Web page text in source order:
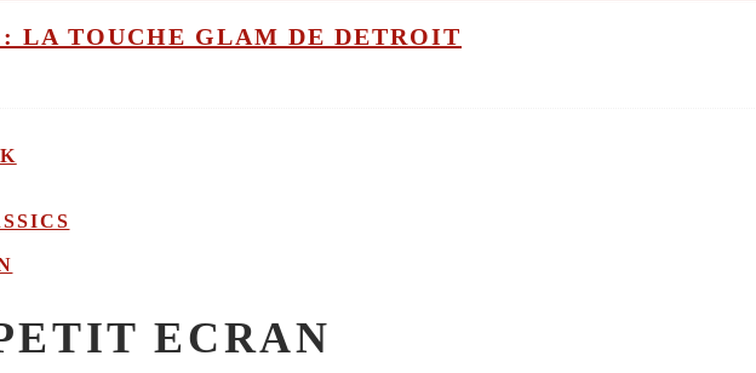
LA TOUCHE GLAM DE DETROIT
ECRAN